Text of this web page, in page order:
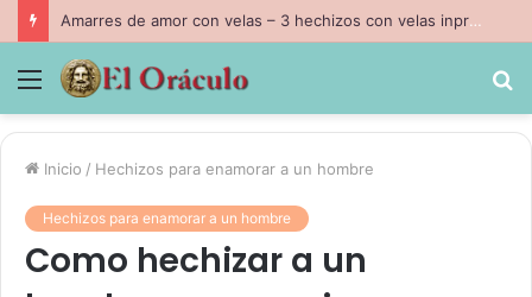
Amarres de amor con velas – 3 hechizos con velas inpresindibles con magia negra
Menú
Inicio / Hechizos para enamorar a un hombre
Hechizos para enamorar a un hombre
Como hechizar a un